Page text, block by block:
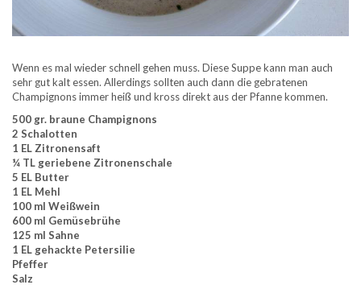
Wenn es mal wieder schnell gehen muss. Diese Suppe kann man auch
sehr gut kalt essen. Allerdings sollten auch dann die gebratenen
Champignons immer heiß und kross direkt aus der Pfanne kommen.
500 gr. braune Champignons
2 Schalotten
1 EL Zitronensaft
¼ TL geriebene Zitronenschale
5 EL Butter
1 EL Mehl
100 ml Weißwein
600 ml Gemüsebrühe
125 ml Sahne
1 EL gehackte Petersilie
Pfeffer
Salz